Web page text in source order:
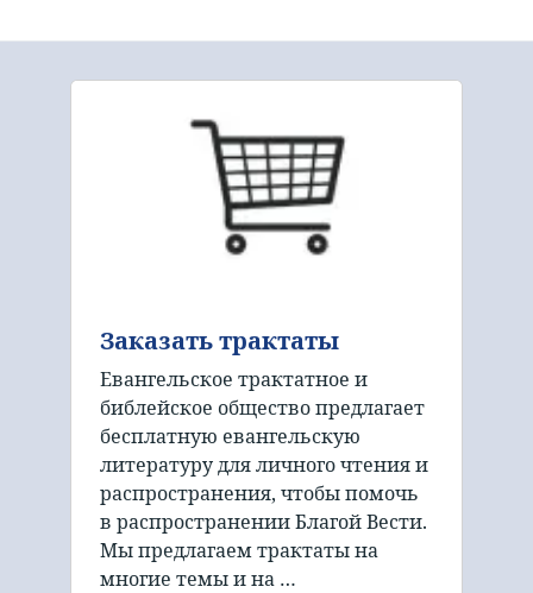
Заказать трактаты
Евангельское трактатное и
библейское общество предлагает
бесплатную евангельскую
литературу для личного чтения и
распространения, чтобы помочь
в распространении Благой Вести.
Мы предлагаем трактаты на
многие темы и на …